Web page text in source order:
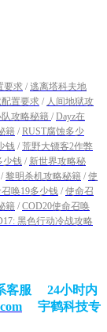
要求 / 逃离塔科夫地
配置要求 / 人间地狱攻
攻略秘籍 / Dayz在
籍 / RUST腐蚀多少
钱 / 荒野大镖客2作弊
少钱 / 新世界攻略秘
/ 黎明杀机攻略秘籍 / 使
唤19多少钱 / 使命召
籍 / COD20使命召唤
黑色行动冷战攻略
客服 24小时内
宇鹤科技专